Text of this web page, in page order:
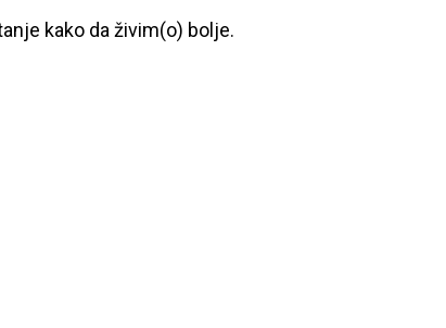
kako da živim(o) bolje.